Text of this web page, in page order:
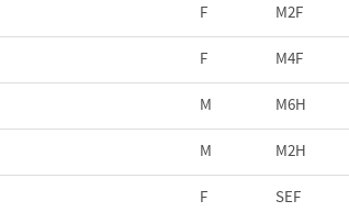
F M2F
F M4F
M M6H
M M2H
F SEF